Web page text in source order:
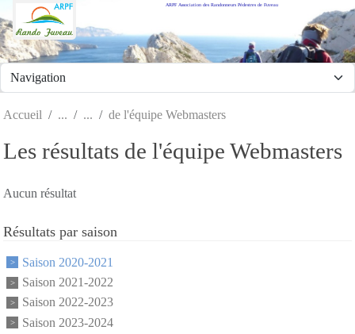
ARPF Association des Randonneurs Pédestres de Fuveau
Accueil de l'équipe Webmasters
Les résultats de l'équipe Webmasters
Aucun résultat
Résultats par saison
Saison 2020-2021
Saison 2021-2022
Saison 2022-2023
Saison 2023-2024
Panneau de gestion des cookies